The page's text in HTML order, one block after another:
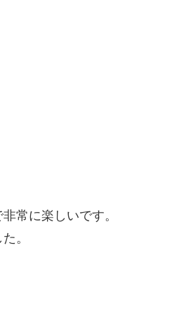
常に楽しいです。
。